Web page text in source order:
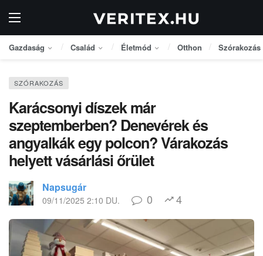
Gazdaság Család Életmód Otthon Szórakozás
SZÓRAKOZÁS
Karácsonyi díszek már
szeptemberben? Denevérek és
angyalkák egy polcon? Várakozás
helyett vásárlási őrület
Napsugár
09/11/2025 2:10 DU. 0 4